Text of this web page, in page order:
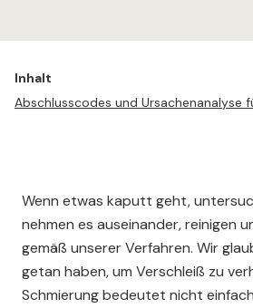
Inhalt
Abschlusscodes und Ursachenanalyse
Wenn etwas kaputt geht,
nehmen es auseinander, reinigen
gemäß unserer Verfahren. Wir
getan haben, um Verschleiß zu
Schmierung bedeutet nicht